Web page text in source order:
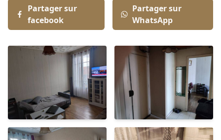
Partager sur
facebook
Partager sur
WhatsApp